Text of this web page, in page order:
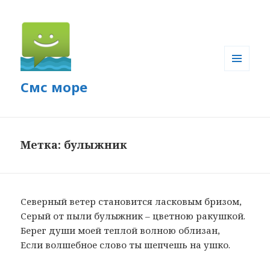
Смс море
Метка: булыжник
Северный ветер становится ласковым бризом,
Серый от пыли булыжник – цветною ракушкой.
Берег души моей теплой волною облизан,
Если волшебное слово ты шепчешь на ушко.